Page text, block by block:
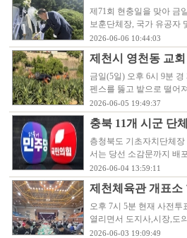
제71회 현충일을 맞아 금
보훈단체장, 국가 유공자
2026-06-06 10:44:03
제천시 영천동 교
금일(5일) 오후 6시 9분
펜스를 뚫고 밭으로 떨어
2026-06-05 19:49:37
충북 11개 시군 단
층청북도 기초자치단체
서는 당선 소감문까지 배
2026-06-04 13:59:11
제천체육관 개표
오후 7시 5분 현재 사전
열리면서 도지사,시장,도
2026-06-03 19:09:49